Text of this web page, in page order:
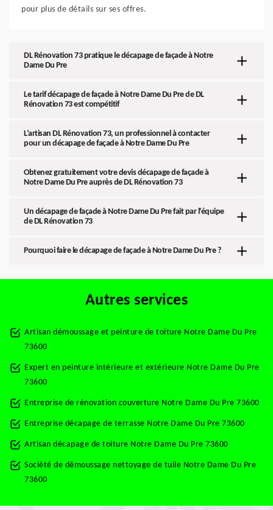
pour plus de détails sur ses offres.
DL Rénovation 73 pratique le décapage de façade à Notre
Dame Du Pre
Le tarif décapage de façade à Notre Dame Du Pre de DL
Rénovation 73 est compétitif
L’artisan DL Rénovation 73, un professionnel à contacter
pour un décapage de façade à Notre Dame Du Pre
Obtenez gratuitement votre devis décapage de façade à
Notre Dame Du Pre auprès de DL Rénovation 73
Un décapage de façade à Notre Dame Du Pre fait par l'équipe
de DL Rénovation 73
Pourquoi faire le décapage de façade à Notre Dame Du Pre ?
Autres services
Artisan démoussage et peinture de toiture Notre Dame Du Pre
73600
Expert en peinture intérieure et extérieure Notre Dame Du Pre
73600
Entreprise de rénovation couverture Notre Dame Du Pre 73600
Entreprise décapage de terrasse Notre Dame Du Pre 73600
Artisan décapage de toiture Notre Dame Du Pre 73600
Société de démoussage nettoyage de tuile Notre Dame Du Pre
73600